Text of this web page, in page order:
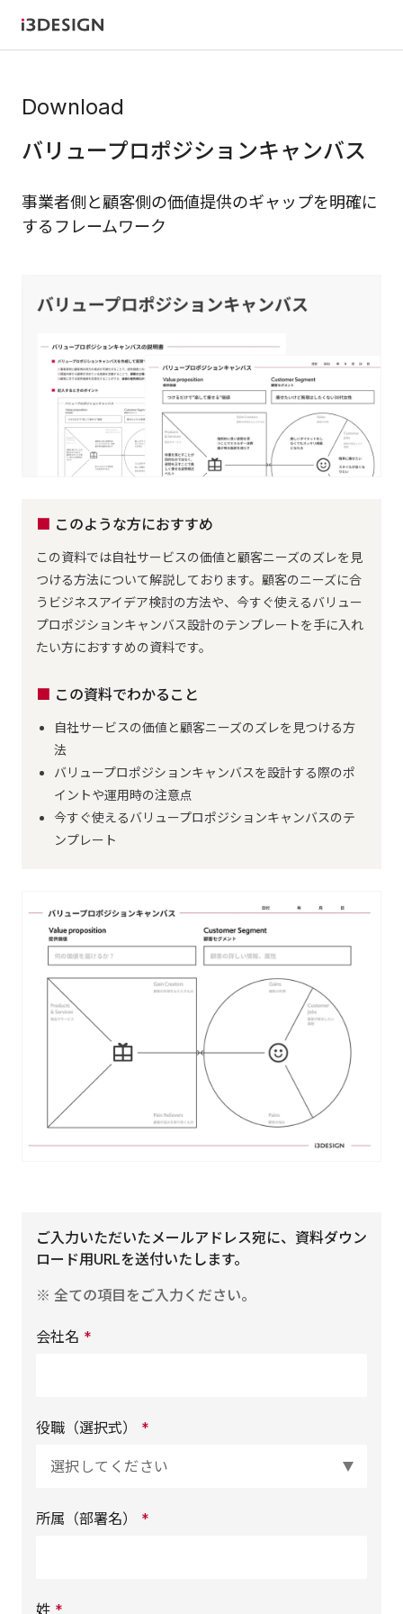
Download
バリュープロポジションキャンバス
事業者側と顧客側の価値提供のギャップを明確に
するフレームワーク
このような方におすすめ
この資料では自社サービスの価値と顧客ニーズのズレを見
つける方法について解説しております。顧客のニーズに合
うビジネスアイデア検討の方法や、今すぐ使えるバリュー
プロポジションキャンバス設計のテンプレートを手に入れ
たい方におすすめの資料です。
この資料でわかること
自社サービスの価値と顧客ニーズのズレを見つける方
法
バリュープロポジションキャンバスを設計する際のポ
イントや運用時の注意点
今すぐ使えるバリュープロポジションキャンバスのテ
ンプレート
ご入力いただいたメールアドレス宛に、資料ダウン
ロード用URLを送付いたします。
※ 全ての項目をご入力ください。
会社名 *
役職（選択式） *
所属（部署名） *
姓 *